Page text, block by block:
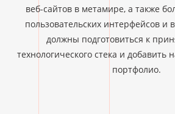
веб-сайтов в метамире, а также
пользовательских интерфейсов и
должны подготовиться к
технологического стека и добавить
портфолио.